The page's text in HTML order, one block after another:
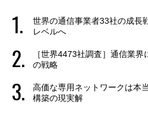
世界の通信事業者33社の成長
レベルへ
［世界4473社調査］通信業
の戦略
高価な専用ネットワークは本
構築の現実解